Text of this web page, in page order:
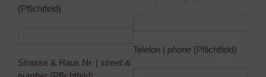
(Pflichtfeld)
Strasse & Haus Nr. | street &
Telefon | phone (Pflichtfeld)